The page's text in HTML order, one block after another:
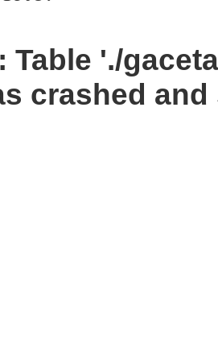
Table './
crashed